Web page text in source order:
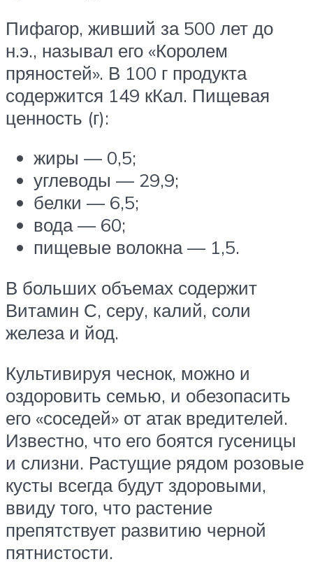
Пифагор, живший за 500 лет до
н.э., называл его «Королем
пряностей». В 100 г продукта
содержится 149 кКал. Пищевая
ценность (г):
жиры — 0,5;
углеводы — 29,9;
белки — 6,5;
вода — 60;
пищевые волокна — 1,5.
В больших объемах содержит
Витамин С, серу, калий, соли
железа и йод.
Культивируя чеснок, можно и
оздоровить семью, и обезопасить
его «соседей» от атак вредителей.
Известно, что его боятся гусеницы
и слизни. Растущие рядом розовые
кусты всегда будут здоровыми,
ввиду того, что растение
препятствует развитию черной
пятнистости.